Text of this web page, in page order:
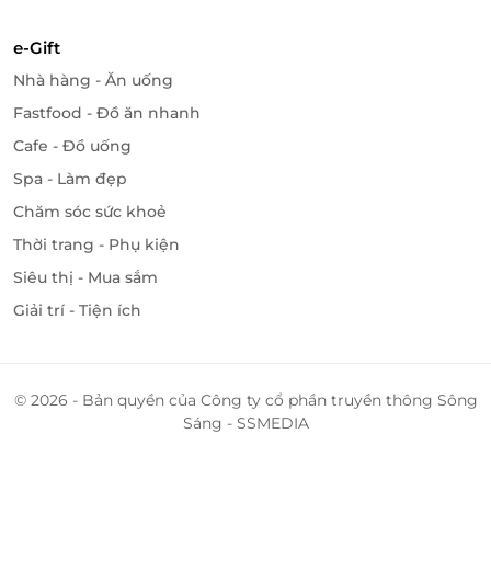
e-Gift
Nhà hàng - Ăn uống
Fastfood - Đồ ăn nhanh
Cafe - Đồ uống
Spa - Làm đẹp
Chăm sóc sức khoẻ
Thời trang - Phụ kiện
Siêu thị - Mua sắm
Giải trí - Tiện ích
© 2026 - Bản quyền của Công ty cổ phần truyền thông Sông
Sáng - SSMEDIA